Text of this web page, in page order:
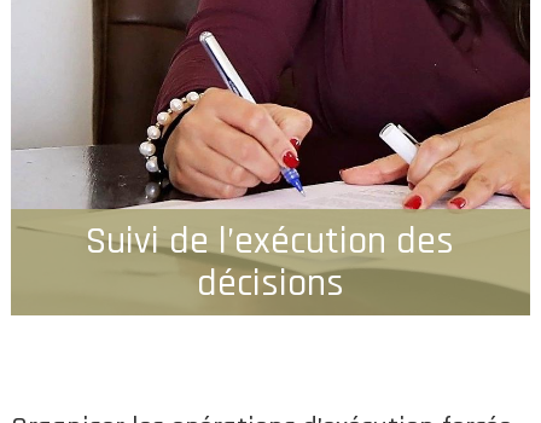
Suivi de l’exécution des
décisions